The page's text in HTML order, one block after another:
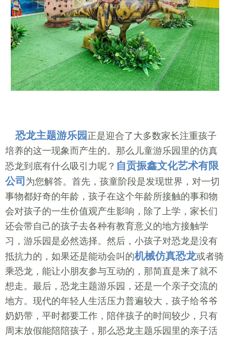
恐龙主题游乐园 正是迎合了大多数家长注重孩子
培养的这一现象而产生的。那么儿童游乐园里的仿真
恐龙到底有什么吸引力呢？ 自贡振鑫文化艺术有限
公司 为您解答。首先，孩童阶段是发现世界，对一切
事物都好奇的年龄，孩子在这个年龄所接触的事和物
会对孩子的一生价值观产生影响，除了上学，家长们
还会带自己的孩子去各种有教育意义的地方接触学
习，游乐园是必然选择。然后，小孩子对恐龙是没有
抵抗力的，如果还是能动会叫的机械仿真恐龙或者骑
乘恐龙，能让小朋友参与互动的，那简直是来了就不
想走。最后，恐龙主题游乐园，还是一个亲子交流的
地方。现代的年轻人生活压力普遍较大，孩子给爷爷
奶奶带，平时都要工作，陪伴孩子的时间较少，只有
周末放假能陪陪孩子，那么恐龙主题乐园里的亲子活